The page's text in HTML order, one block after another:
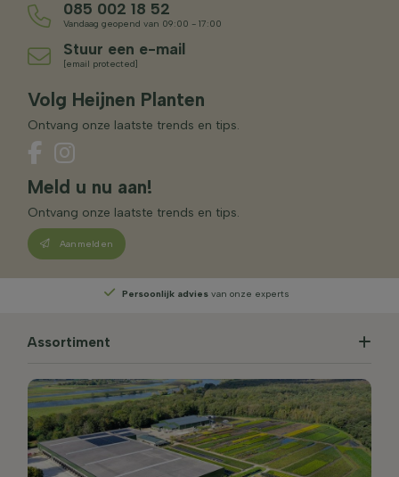
085 002 18 52
Vandaag geopend van 09:00 - 17:00
Stuur een e-mail
[email protected]
Volg Heijnen Planten
Ontvang onze laatste trends en tips.
Meld u nu aan!
Ontvang onze laatste trends en tips.
Aanmelden
Persoonlijk advies van onze experts
Assortiment